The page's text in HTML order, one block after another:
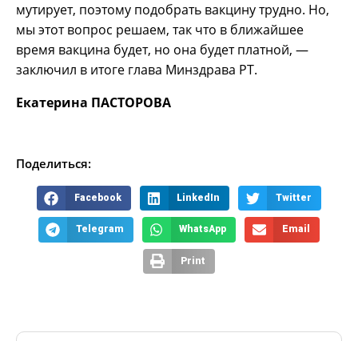
мутирует, поэтому подобрать вакцину трудно. Но,
мы этот вопрос решаем, так что в ближайшее
время вакцина будет, но она будет платной, —
заключил в итоге глава Минздрава РТ.
Екатерина ПАСТОРОВА
Поделиться:
Facebook LinkedIn Twitter
Telegram WhatsApp Email
Print